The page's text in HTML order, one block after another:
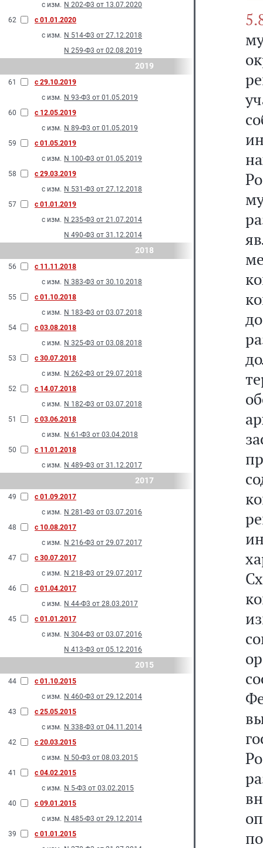
с изм. N 202-Ф3 от 13.07.2020
62
с 01.01.2020
с изм. N 514-Ф3 от 27.12.2018
N 259-Ф3 от 02.08.2019
2019
61
с 29.10.2019
с изм. N 93-Ф3 от 01.05.2019
60
с 12.05.2019
с изм. N 89-Ф3 от 01.05.2019
59
с 01.05.2019
с изм. N 100-Ф3 от 01.05.2019
58
с 29.03.2019
с изм. N 531-Ф3 от 27.12.2018
57
с 01.01.2019
с изм. N 235-Ф3 от 21.07.2014
N 490-Ф3 от 31.12.2014
2018
56
с 11.11.2018
с изм. N 383-Ф3 от 30.10.2018
55
с 01.10.2018
с изм. N 183-Ф3 от 03.07.2018
54
с 03.08.2018
с изм. N 325-Ф3 от 03.08.2018
53
с 30.07.2018
с изм. N 262-Ф3 от 29.07.2018
52
с 14.07.2018
с изм. N 182-Ф3 от 03.07.2018
51
с 03.06.2018
с изм. N 61-Ф3 от 03.04.2018
50
с 11.01.2018
с изм. N 489-Ф3 от 31.12.2017
2017
49
с 01.09.2017
с изм. N 281-Ф3 от 03.07.2016
48
с 10.08.2017
с изм. N 216-Ф3 от 29.07.2017
47
с 30.07.2017
с изм. N 218-Ф3 от 29.07.2017
46
с 01.04.2017
с изм. N 44-Ф3 от 28.03.2017
45
с 01.01.2017
с изм. N 304-Ф3 от 03.07.2016
N 413-Ф3 от 05.12.2016
2015
44
с 01.10.2015
с изм. N 460-Ф3 от 29.12.2014
43
с 25.05.2015
с изм. N 338-Ф3 от 04.11.2014
42
с 20.03.2015
с изм. N 50-Ф3 от 08.03.2015
41
с 04.02.2015
с изм. N 5-Ф3 от 03.02.2015
40
с 09.01.2015
с изм. N 485-Ф3 от 29.12.2014
39
с 01.01.2015